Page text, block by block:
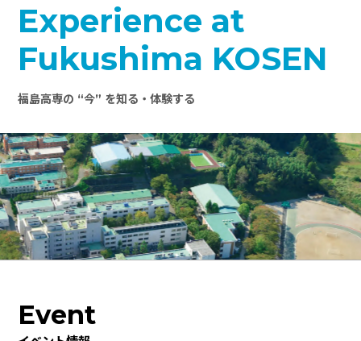
Experience at
Fukushima KOSEN
福島高専の “今” を知る・体験する
Event